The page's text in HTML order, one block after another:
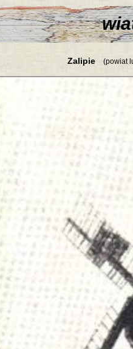
Zalipie (powiat